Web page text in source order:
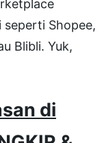
Shopee,
Blibli. Yuk,
di